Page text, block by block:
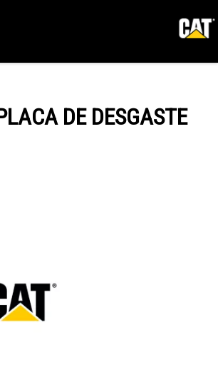
DE DESGASTE